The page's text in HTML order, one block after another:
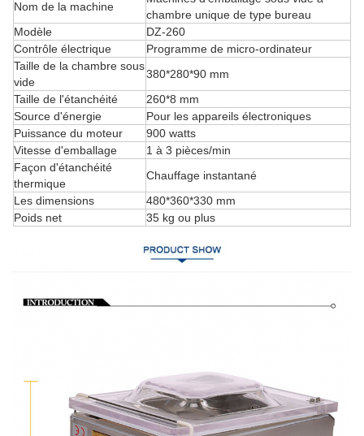
Nom de la machine
chambre unique de type bureau
Modèle
DZ-260
Contrôle électrique
Programme de micro-ordinateur
Taille de la chambre sous
vide
380*280*90 mm
Taille de l'étanchéité
260*8 mm
Source d'énergie
Pour les appareils électroniques
Puissance du moteur
900 watts
Vitesse d'emballage
1 à 3 pièces/min
Façon d'étanchéité
thermique
Chauffage instantané
Les dimensions
480*360*330 mm
Poids net
35 kg ou plus